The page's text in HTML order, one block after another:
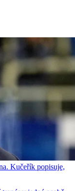
Kučeřík popisuje,